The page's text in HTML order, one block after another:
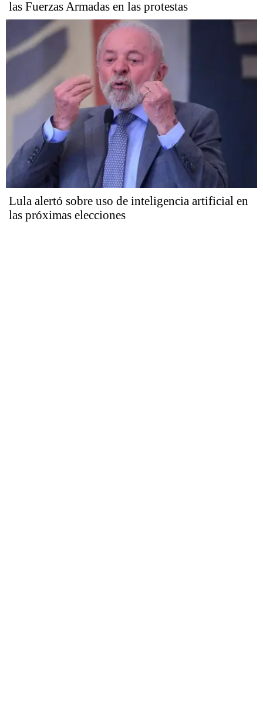
las Fuerzas Armadas en las protestas
Lula alertó sobre uso de inteligencia artificial en
las próximas elecciones